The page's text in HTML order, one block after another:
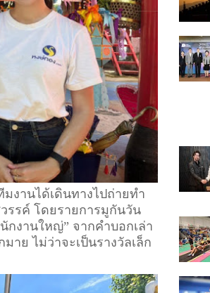
านได้เดินทางไปถ่ายทำ
รรค์ โดยรายการมูกันวัน
กงานใหญ่” จากคำบอกเล่า
าย ไม่ว่าจะเป็นรางวัลเล็ก